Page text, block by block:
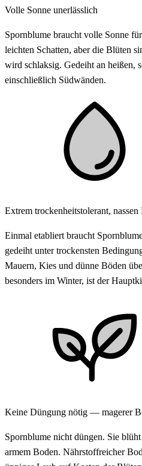
Volle Sonne unerlässlich
Spornblume braucht volle Sonne
leichten Schatten, aber die Blüten
wird schlaksig. Gedeiht an heißen,
einschließlich Südwänden.
Extrem trockenheitstolerant,
Einmal etabliert braucht
gedeiht unter trockensten
Mauern, Kies und dünne Böden
besonders im Winter, ist der
Keine Düngung nötig — magerer
Spornblume nicht düngen. Sie
armem Boden. Nährstoffreicher